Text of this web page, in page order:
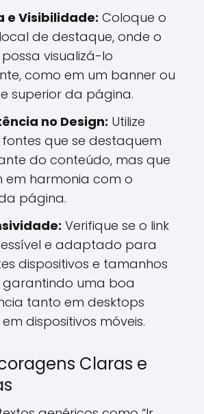
e Visibilidade: Coloque o
de destaque, onde o
visualizá-lo
como em um banner ou
superior da página.
no Design: Utilize
que se destaquem
do conteúdo, mas que
em harmonia com o
página.
Verifique se o link
e adaptado para
dispositivos e tamanhos
garantindo uma boa
tanto em desktops
dispositivos móveis.
Claras e